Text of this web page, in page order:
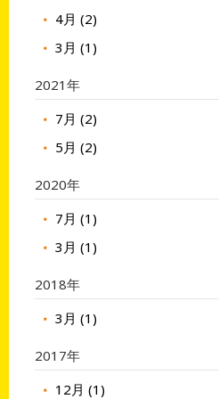
4月 (2)
3月 (1)
2021年
7月 (2)
5月 (2)
2020年
7月 (1)
3月 (1)
2018年
3月 (1)
2017年
12月 (1)